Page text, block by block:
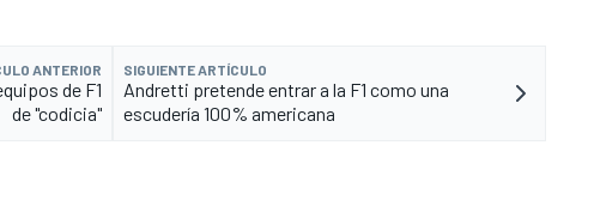
ANTERIOR
de F1
de "codicia"
SIGUIENTE ARTÍCULO
Andretti pretende entrar a la F1 como una
escudería 100% americana